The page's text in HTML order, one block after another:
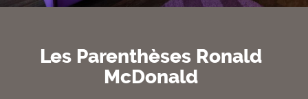
Les Parenthèses Ronald
McDonald